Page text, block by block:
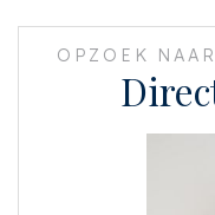
Via het gemeenschappelijke
biedt tot alle vertrekken.
wasmachineaansluiting
OPZOEK